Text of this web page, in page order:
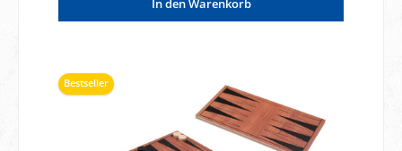
In den Warenkorb
Bestseller